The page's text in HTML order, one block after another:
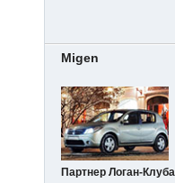
Migen
Партнер Логан-Клуба